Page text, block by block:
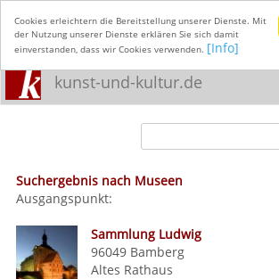
Cookies erleichtern die Bereitstellung unserer Dienste. Mit
der Nutzung unserer Dienste erklären Sie sich damit
einverstanden, dass wir Cookies verwenden. [Info]
kunst-und-kultur.de
Suchergebnis nach Museen
Ausgangspunkt:
Sammlung Ludwig
96049 Bamberg
Altes Rathaus